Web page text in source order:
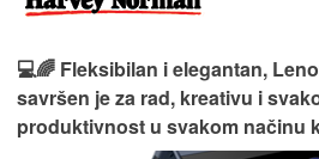
🎮⚡ Moćan i spreman za
donosi vrhunske performanse za
zadatke bez kompromisa.